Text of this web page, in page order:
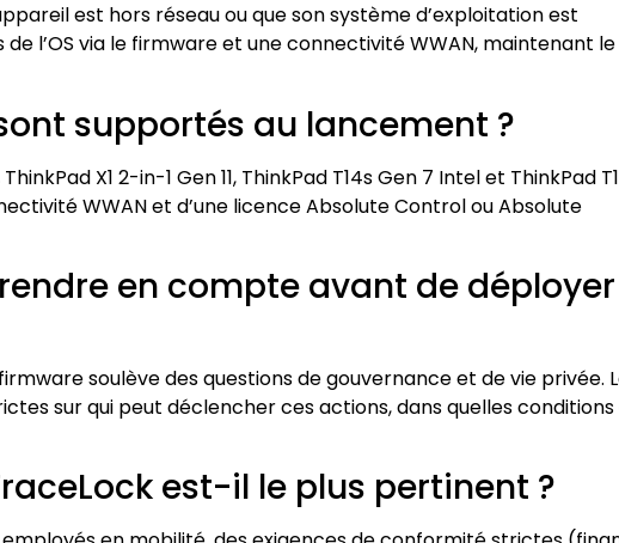
est hors réseau ou que son système d’exploitation est
l’OS via le firmware et une connectivité WWAN, maintenant le
supportés au lancement ?
X1 2-in-1 Gen 11, ThinkPad T14s Gen 7 Intel et ThinkPad
WWAN et d’une licence Absolute Control ou Absolute
en compte avant de déployer
soulève des questions de gouvernance et de vie privée.
sur qui peut déclencher ces actions, dans quelles
est-il le plus pertinent ?